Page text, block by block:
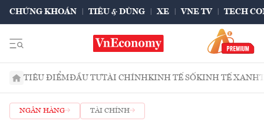
CHỨNG KHOÁN TIÊU & DÙNG XE VNE TV TECH
TIÊU ĐIỂMĐẦU TƯTÀI CHÍNHKINH TẾ SỐKINH TẾ XANH
NGÂN HÀNG TÀI CHÍNH